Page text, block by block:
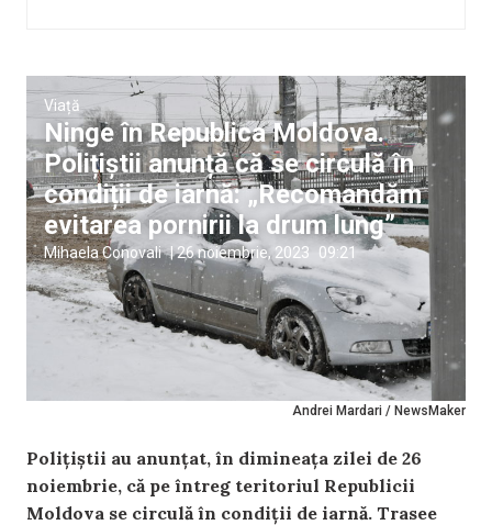
Andrei Mardari / NewsMaker
Viață
Ninge în Republica Moldova.
Polițiștii anunță că se circulă în
condiții de iarnă: „Recomandăm
evitarea pornirii la drum lung”
Mihaela Conovali |26 noiembrie, 2023 09:21
Polițiștii au anunțat, în dimineața zilei de 26
noiembrie, că pe întreg teritoriul Republicii
Moldova se circulă în condiții de iarnă. Trasee